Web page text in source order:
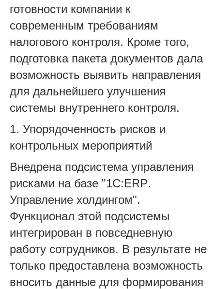
готовности компании к
современным требованиям
налогового контроля. Кроме того,
подготовка пакета документов дала
возможность выявить направления
для дальнейшего улучшения
системы внутреннего контроля.
1. Упорядоченность рисков и
контрольных мероприятий
Внедрена подсистема управления
рисками на базе "1С:ERP.
Управление холдингом".
Функционал этой подсистемы
интегрирован в повседневную
работу сотрудников. В результате не
только предоставлена возможность
вносить данные для формирования